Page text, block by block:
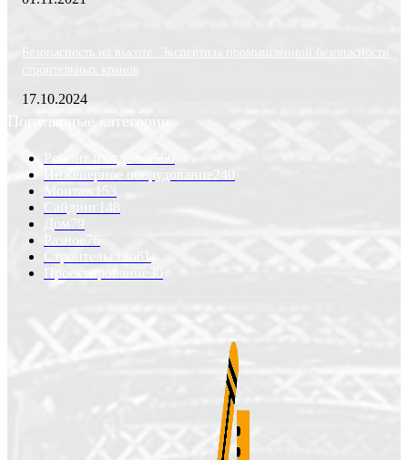
Безопасность на высоте: Экспертиза промышленной безопасности
строительных кранов
17.10.2024
Популярные категории
Ремонт и отделка
Инженерное оборудование
240
Монтаж
153
Сайдинг
148
Дом 79
Разное 76
Строительство
Проектирование